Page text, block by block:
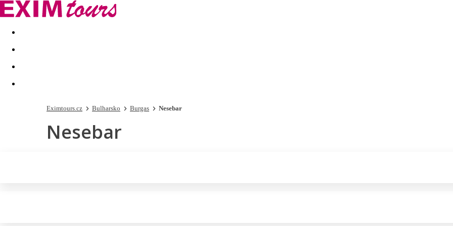
Akční nabídky Last minute
Eximtours.cz Bulharsko Burgas Nesebar
Nesebar